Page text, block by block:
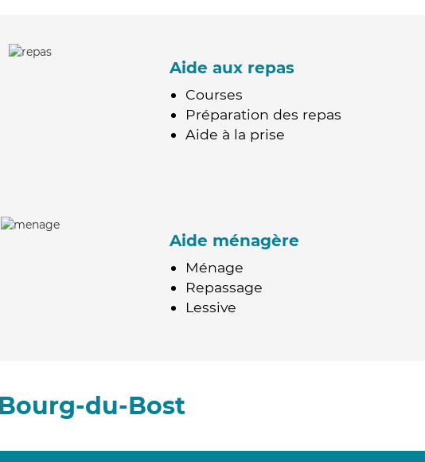
Aide aux repas
Courses
Préparation des repas
Aide à la prise
Aide ménagère
Ménage
Repassage
Lessive
du-Bost